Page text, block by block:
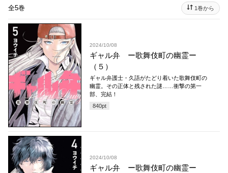
全5巻 1巻から
2024/10/08
ギャル弁 ー歌舞伎町の幽霊ー
（５）
ギャル弁護士・久語がたどり着いた歌舞伎町の
幽霊。その正体と残された謎……衝撃の第一
部、完結！
840pt
2024/10/08
ギャル弁 ー歌舞伎町の幽霊ー